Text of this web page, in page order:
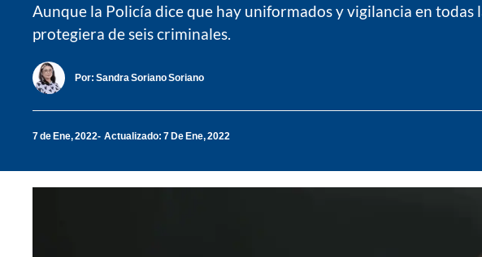
Aunque la Policía dice que hay uniformados y vigilancia en
protegiera de seis criminales.
Por: Sandra Soriano Soriano
7 de Ene, 2022 Actualizado: 7 De Ene, 2022